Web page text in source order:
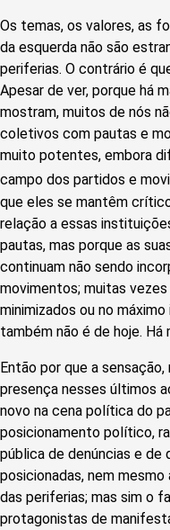
Os temas, os valores, as
da esquerda não são
periferias. O contrário é
Apesar de ver, porque há
mostram, muitos de nós
coletivos com pautas e
muito potentes, embora
campo dos partidos e
que eles se mantêm
relação a essas
pautas, mas porque as
continuam não sendo
movimentos; muitas
minimizados ou no
também não é de hoje.
Então por que a
presença nesses últimos
novo na cena política do
posicionamento político,
pública de denúncias e
posicionadas, nem
das periferias; mas sim o
protagonistas de